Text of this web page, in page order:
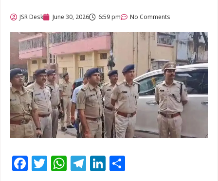
JSR Desk June 30, 2026 6:59 pm No Comments
Facebook
Twitter
WhatsApp
Telegram
LinkedIn